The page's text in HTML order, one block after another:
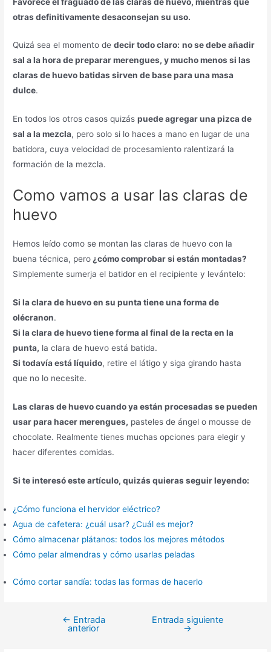
otras definitivamente desaconsejan su uso.
Quizá sea el momento dedecir todo claro: no se debe añadir
sal a la hora de preparar merengues, y mucho menos si las
claras de huevo batidas sirven de base para una masa
dulce.
En todos los otros casos quizáspuede agregar una pizca de
sal a la mezcla, pero solo si lo haces a mano en lugar de una
batidora, cuya velocidad de procesamiento ralentizará la
formación de la mezcla.
Como vamos a usar las claras de
huevo
Hemos leído como se montan las claras de huevo con la
buena técnica, pero ¿cómo comprobar si están montadas?
Simplemente sumerja el batidor en el recipiente y levántelo:
Si la clara de huevo en su punta tiene una forma de
olécranon.
Si la clara de huevo tiene forma al final de la recta en la
punta, la clara de huevo está batida.
Si todavía está líquido, retire el látigo y siga girando hasta
que no lo necesite.
Las claras de huevo cuando ya están procesadas se pueden
usar para hacer merengues, pasteles de ángel o mousse de
chocolate. Realmente tienes muchas opciones para elegir y
hacer diferentes comidas.
Si te interesó este artículo, quizás quieras seguir leyendo:
¿Cómo funciona el hervidor eléctrico?
Agua de cafetera: ¿cuál usar? ¿Cuál es mejor?
Cómo almacenar plátanos: todos los mejores métodos
Cómo pelar almendras y cómo usarlas peladas
Cómo cortar sandía: todas las formas de hacerlo
Navegación
← Entrada
anterior
Entrada siguiente
→